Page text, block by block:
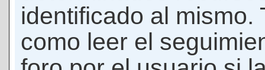
identificado al mismo.
como leer el